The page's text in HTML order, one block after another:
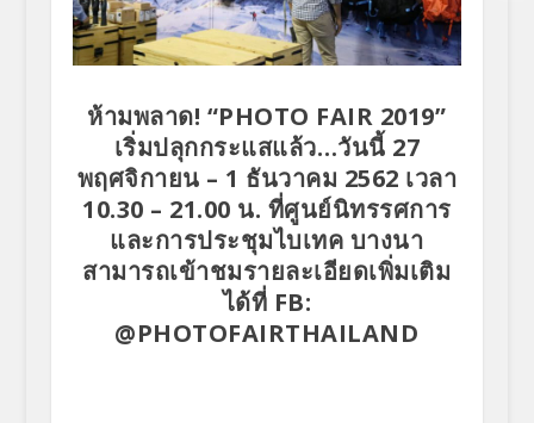
ห้ามพลาด! “PHOTO FAIR 2019”
เริ่มปลุกกระแสแล้ว…วันนี้ 27
พฤศจิกายน – 1 ธันวาคม 2562 เวลา
10.30 – 21.00 น. ที่ศูนย์นิทรรศการ
และการประชุมไบเทค บางนา
สามารถเข้าชมรายละเอียดเพิ่มเติม
ได้ที่ FB:
@PHOTOFAIRTHAILAND